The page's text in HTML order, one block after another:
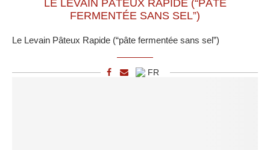
LE LEVAIN PÂTEUX RAPIDE (“PÂTE
FERMENTÉE SANS SEL”)
Le Levain Pâteux Rapide (“pâte fermentée sans sel”)
FR